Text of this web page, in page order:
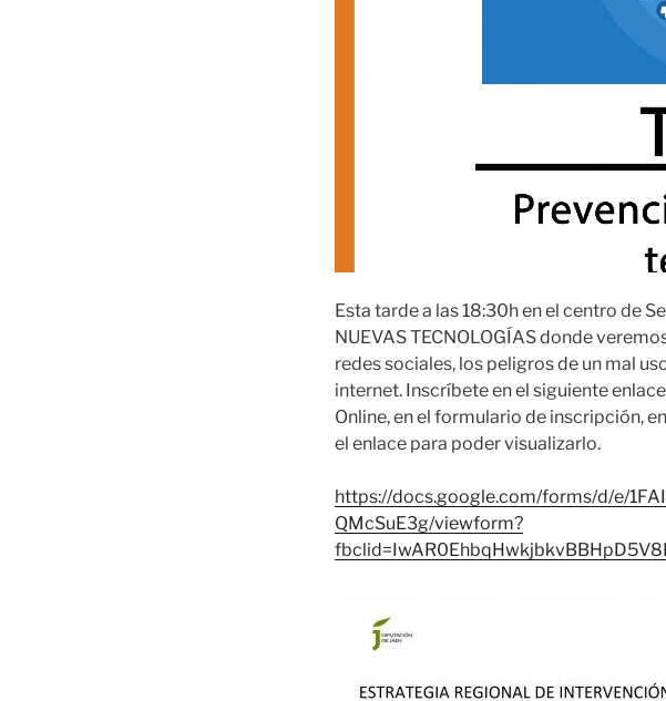
Esta tarde a las 18:30h en el centro de
NUEVAS TECNOLOGÍAS donde
redes sociales, los peligros de un mal
internet. Inscríbete en el siguiente
Online, en el formulario de inscripción,
el enlace para poder visualizarlo.
https://docs.google.com/forms/d/e/
QMcSuE3g/viewform?